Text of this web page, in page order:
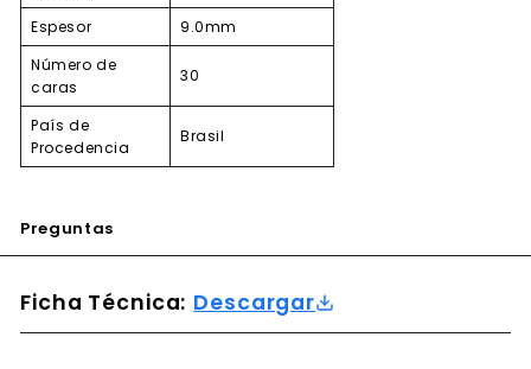
Espesor
9.0mm
Número de
caras
30
País de
Procedencia
Brasil
Preguntas
Ficha Técnica: Descargar